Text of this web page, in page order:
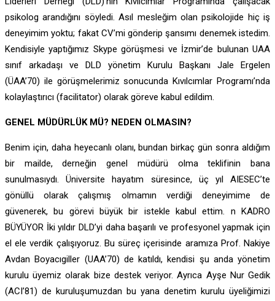
psikolog arandığını söyledi. Asıl mesleğim olan psikolojide hiç iş
deneyimim yoktu; fakat CV’mi gönderip şansımı denemek istedim.
Kendisiyle yaptığımız Skype görüşmesi ve İzmir’de bulunan UAA
sınıf arkadaşı ve DLD yönetim Kurulu Başkanı Jale Ergelen
(ÜAA’70) ile görüşmelerimiz sonucunda Kıvılcımlar Programı’nda
kolaylaştırıcı (facilitator) olarak göreve kabul edildim.
GENEL MÜDÜRLÜK MÜ? NEDEN OLMASIN?
Benim için, daha heyecanlı olanı, bundan birkaç gün sonra aldığım
bir mailde, derneğin genel müdürü olma teklifinin bana
sunulmasıydı. Üniversite hayatım süresince, üç yıl AIESEC’te
gönüllü olarak çalışmış olmamın verdiği deneyimime de
güvenerek, bu görevi büyük bir istekle kabul ettim. n KADRO
BÜYÜYOR İki yıldır DLD’yi daha başarılı ve profesyonel yapmak için
el ele verdik çalışıyoruz. Bu süreç içerisinde aramıza Prof. Nakiye
Avdan Boyacıgiller (UAA’70) de katıldı, kendisi şu anda yönetim
kurulu üyemiz olarak bize destek veriyor. Ayrıca Ayşe Nur Gedik
(ACI’81) de kuruluşumuzdan bu yana denetim kurulu üyeliğimizi